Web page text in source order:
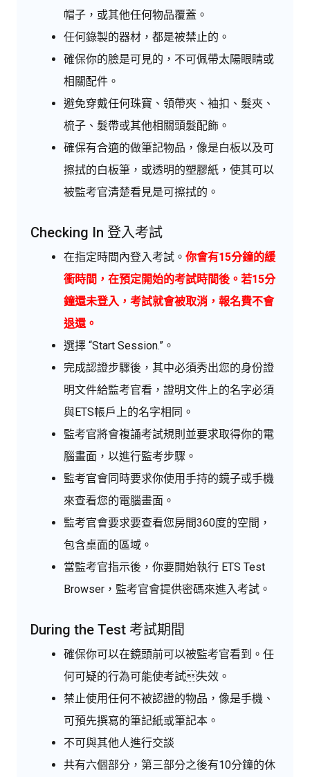
帽子，或其他任何物品覆蓋。
任何錄製的器材，都是被禁止的。
確保你的臉是可見的，不可佩帶太陽眼睛或
相關配件。
避免穿戴任何珠寶、領帶夾、袖扣、髮夾、
梳子、髮帶或其他相關頭髮配飾。
確保有合適的做筆記物品，像是白板以及可
擦拭的白板筆，或透明的塑膠紙，使其可以
被監考官清楚看見是可擦拭的。
Checking In 登入考試
在指定時間內登入考試。 你會有15分鐘的緩
衝時間，在預定開始的考試時間後。若15分
鐘還未登入，考試就會被取消，報名費不會
退還。
選擇 “Start Session.”。
完成認證步驟後，其中必須秀出您的身份證
明文件給監考官看，證明文件上的名字必須
與ETS帳戶上的名字相同。
監考官將會複誦考試規則並要求取得你的電
腦畫面，以進行監考步驟。
監考官會同時要求你使用手持的鏡子或手機
來查看您的電腦畫面。
監考官會要求要查看您房間360度的空間，
包含桌面的區域。
當監考官指示後，你要開始執行 ETS Test
Browser，監考官會提供密碼來進入考試。
During the Test 考試期間
確保你可以在鏡頭前可以被監考官看到。任
何可疑的行為可能使考試失效。
禁止使用任何不被認證的物品，像是手機、
可預先撰寫的筆記紙或筆記本。
不可與其他人進行交談
共有六個部分，第三部分之後有10分鐘的休